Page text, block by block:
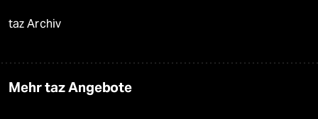
taz Archiv
Mehr taz Angebote